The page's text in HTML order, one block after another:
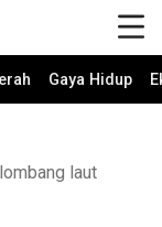
Gaya Hidup
laut